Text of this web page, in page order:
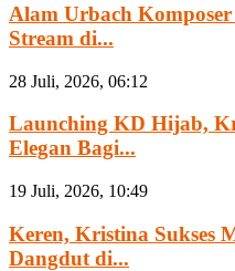
Alam Urbach
Stream di...
28 Juli, 2026, 06:12
Launching KD Hijab,
Elegan Bagi...
19 Juli, 2026, 10:49
Keren, Kristina Sukses
Dangdut di...